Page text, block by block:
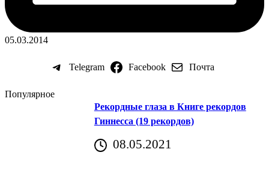
05.03.2014
Telegram Facebook Почта
Популярное
Рекордные глаза в Книге рекордов
Гиннесса (19 рекордов)
08.05.2021